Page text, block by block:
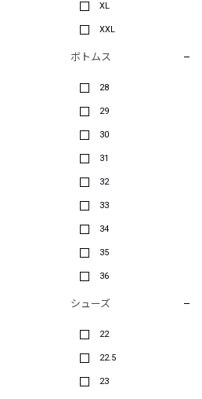
XL
XXL
ボトムス
28
29
30
31
32
33
34
35
36
シューズ
22
22.5
23